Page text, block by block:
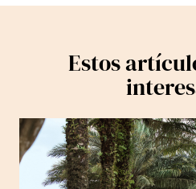
Estos